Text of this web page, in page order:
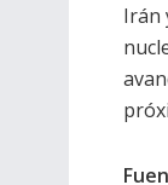
Irán